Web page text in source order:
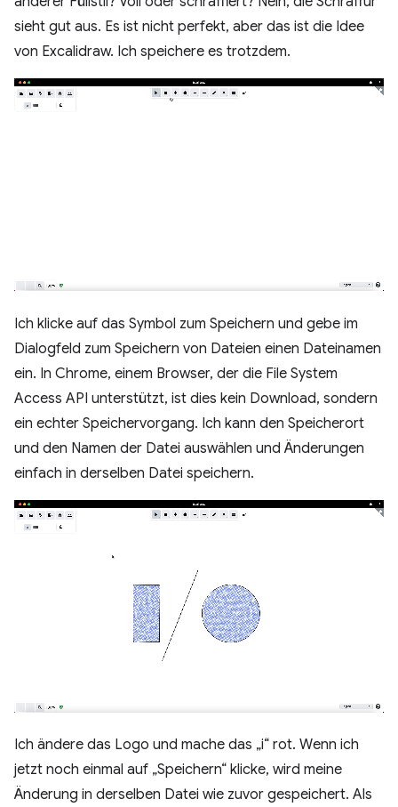
sieht gut aus. Es ist nicht perfekt, aber das ist die Idee
von Excalidraw. Ich speichere es trotzdem.
Ich klicke auf das Symbol zum Speichern und gebe im
Dialogfeld zum Speichern von Dateien einen Dateinamen
ein. In Chrome, einem Browser, der die File System
Access API unterstützt, ist dies kein Download, sondern
ein echter Speichervorgang. Ich kann den Speicherort
und den Namen der Datei auswählen und Änderungen
einfach in derselben Datei speichern.
Ich ändere das Logo und mache das „i“ rot. Wenn ich
jetzt noch einmal auf „Speichern“ klicke, wird meine
Änderung in derselben Datei wie zuvor gespeichert. Als